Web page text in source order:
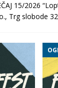
15/2026
Trg slobode